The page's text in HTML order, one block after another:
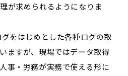
が求められるようになりま
をはじめとした各種ログの取
ますが、現場ではデータ取得
事・労務が実務で使える形に